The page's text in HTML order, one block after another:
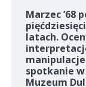
Marzec ’68
latach.
spotkanie w
Muzeum